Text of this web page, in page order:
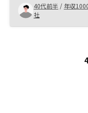
40代前半 / 年収
社